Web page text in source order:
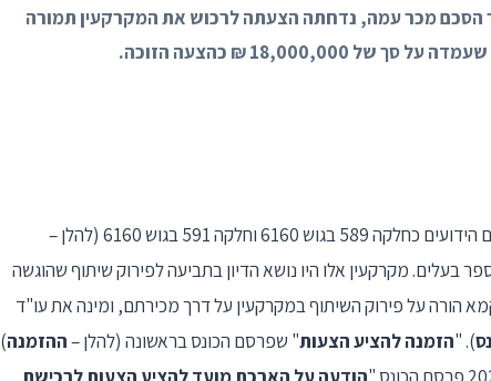
הסכם מכר עמה, נדחתה הצעתה לרכוש את המקרקעין תמורה
בעלים. מקרקעין אלו היו נושא הדיון בתביעה לפירוק שיתוף שהוגשה
קמא הורה על פירוק השיתוף במקרקעין על דרך מכירתם, ומינה את עו"ד
). "הזמנה להציע הצעות" שפרסם הכונס בראשונה (להלן –ההזמנה)